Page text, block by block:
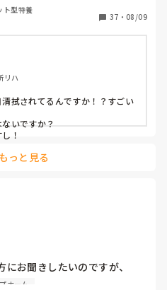
ト型特養
37 ・ 08/09
リハ
拭されてるんですか！？すごい
いですか？
！
っと見る
お聞きしたいのですが、
洗濯は
ホーム